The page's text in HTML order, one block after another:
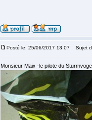
Posté le: 25/06/2017 13:07 Sujet
Monsieur Maix -le pilote du